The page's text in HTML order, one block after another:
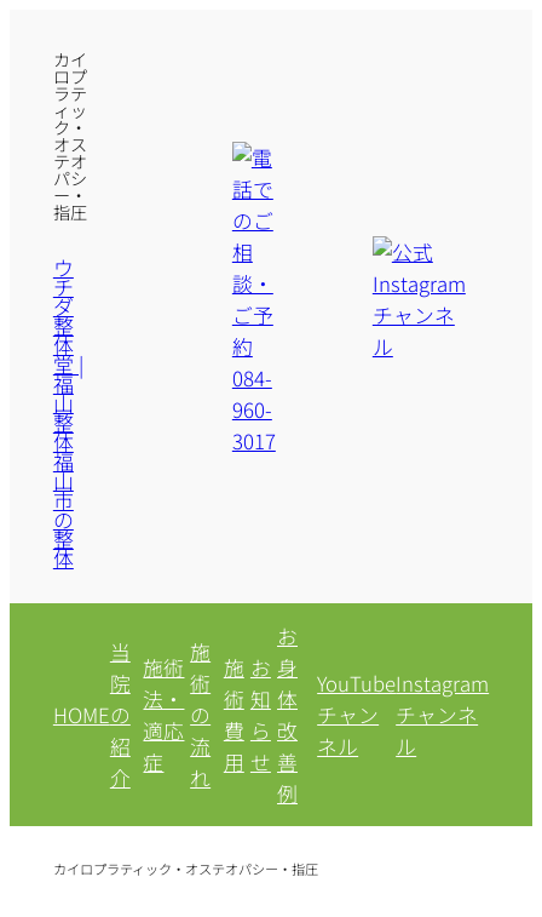
カイ
ロプ
ラテ
ィッ
ク・
オス
テオ
パシ
ー・
指圧
ウ
チ
ダ
整
体
堂 |
福
山
整
体
福
山
市
の
整
体
HOME
当
院
の
紹
介
施術
法・
適応
症
施
術
の
流
れ
施
術
費
用
お
知
ら
せ
お
身
体
改
善
例
YouTube
チャン
ネル
Instagram
チャンネ
ル
カイロプラティック・オステオパシー・指圧